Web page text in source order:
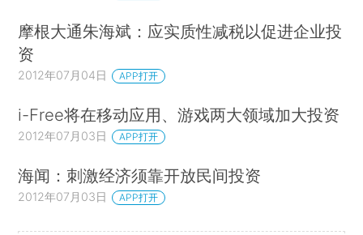
摩根大通朱海斌：应实质性减税以促进企业投
资
2012年07月04日 APP打开
i-Free将在移动应用、游戏两大领域加大投资
2012年07月03日 APP打开
海闻：刺激经济须靠开放民间投资
2012年07月03日 APP打开